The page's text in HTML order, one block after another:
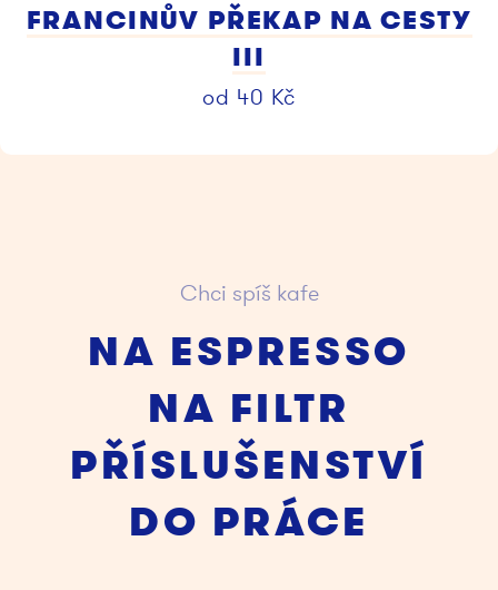
FRANCINŮV PŘEKAP NA CESTY
III
od 40 Kč
Chci spíš kafe
NA ESPRESSO
NA FILTR
PŘÍSLUŠENSTVÍ
DO PRÁCE